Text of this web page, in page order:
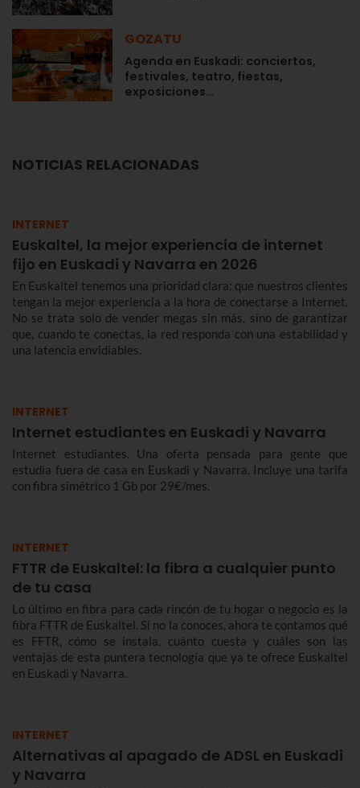
GOZATU
Agenda en Euskadi: conciertos,
festivales, teatro, fiestas,
exposiciones…
NOTICIAS RELACIONADAS
INTERNET
Euskaltel, la mejor experiencia de internet
fijo en Euskadi y Navarra en 2026
En Euskaltel tenemos una prioridad clara: que nuestros clientes
tengan la mejor experiencia a la hora de conectarse a Internet.
No se trata solo de vender megas sin más, sino de garantizar
que, cuando te conectas, la red responda con una estabilidad y
una latencia envidiables.
INTERNET
Internet estudiantes en Euskadi y Navarra
Internet estudiantes. Una oferta pensada para gente que
estudia fuera de casa en Euskadi y Navarra. Incluye una tarifa
con fibra simétrico 1 Gb por 29€/mes.
INTERNET
FTTR de Euskaltel: la fibra a cualquier punto
de tu casa
Lo último en fibra para cada rincón de tu hogar o negocio es la
fibra FTTR de Euskaltel. Si no la conoces, ahora te contamos qué
es FFTR, cómo se instala, cuánto cuesta y cuáles son las
ventajas de esta puntera tecnología que ya te ofrece Euskaltel
en Euskadi y Navarra.
INTERNET
Alternativas al apagado de ADSL en Euskadi
y Navarra